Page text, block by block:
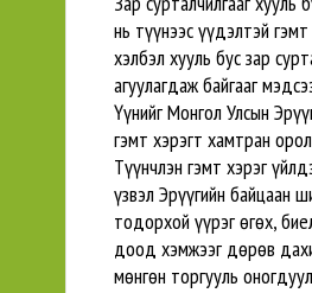
нь түүнээс үүдэлтэй
хэлбэл хууль бус зар
агуулагдаж байгааг
Үүнийг Монгол Улсын
гэмт хэрэгт хамтран
Түүнчлэн гэмт хэрэг
үзвэл Эрүүгийн байцаан
тодорхой үүрэг өгөх,
доод хэмжээг дөрөв
мөнгөн торгууль